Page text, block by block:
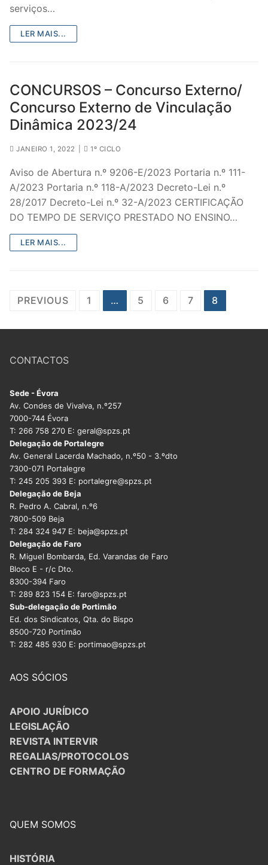
serviços…
LER MAIS...
CONCURSOS – Concurso Externo/
Concurso Externo de Vinculação
Dinâmica 2023/24
JANEIRO 1, 2022 1º CICLO
Aviso de Abertura n.º 9206-E/2023 Portaria n.º 111-
A/2023 Portaria n.º 118-A/2023 Decreto-Lei n.º
28/2017 Decreto-Lei n.º 32-A/2023 CERTIFICAÇÃO
DO TEMPO DE SERVIÇO PRESTADO NO ENSINO…
LER MAIS...
Paginação
PREVIOUS 1 … 5 6 7 8
CONTACTOS
Sede - Évora
Av. Condes de Vivalva, n.º257
7000-744 Évora
T: 266 758 270 E: geral@spzs.pt
Delegação de Portalegre
Av. General Lacerda Machado, n.º50 - 3.ºdto
7300-071 Portalegre
T: 245 205 393 E: portalegre@spzs.pt
Delegação de Beja
R. Pedro A. Cabral, n.º6
7800-509 Beja
T: 284 324 947 E: beja@spzs.pt
Delegação de Faro
R. Miguel Bombarda, Ed. Varandas de Faro
Bloco E - r/c Dto.
8300-394 Faro
T: 289 823 154 E: faro@spzs.pt
Sub-delegação de Portimão
Ed. dos Sindicatos, Qta. do Bispo
8500-720 Portimão
T: 282 485 930 E: portimao@spzs.pt
AOS SÓCIOS
APOIO JURÍDICO
LEGISLAÇÃO
REVISTA INTERVIR
REGALIAS/PROTOCOLOS
CENTRO DE FORMAÇÃO
QUEM SOMOS
HISTÓRIA